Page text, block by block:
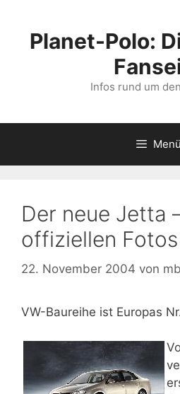
springenPlanet-Polo:
Infos rund um
Menü
Der neue Jetta
offiziellen Fotos
22. November 2004 von
VW-Baureihe ist Europas